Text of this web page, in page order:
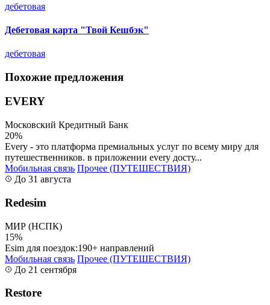
дебетовая
Дебетовая карта "Твой Кешбэк"
дебетовая
Похожие предложения
EVERY
Московский Кредитный Банк
20%
Every - это платформа премиальных услуг по всему миру для
путешественников. в приложении every досту...
Мобильная связь Прочее (ПУТЕШЕСТВИЯ)
До 31 августа
Redesim
МИР (НСПК)
15%
Esim для поездок:190+ направлений
Мобильная связь Прочее (ПУТЕШЕСТВИЯ)
До 21 сентября
Restore